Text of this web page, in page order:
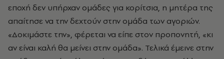
εποχή δεν υπήρχαν ομάδες για κορίτσια, η μητέρα της
απαίτησε να την δεχτούν στην ομάδα των αγοριών.
«Δοκιμάστε την», φέρεται να είπε στον προπονητή, «κι
αν είναι καλή θα μείνει στην ομάδα». Τελικά έμεινε στην